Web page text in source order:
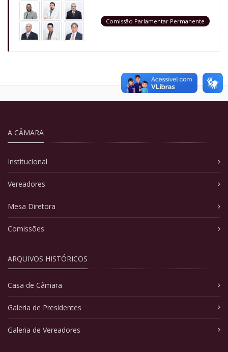
Comissão Parlamentar Permanente
A CÂMARA
Institucional
Vereadores
Mesa Diretora
Comissões
ARQUIVOS HISTÓRICOS
Casa de Câmara
Galeria de Presidentes
Galeria de Vereadores